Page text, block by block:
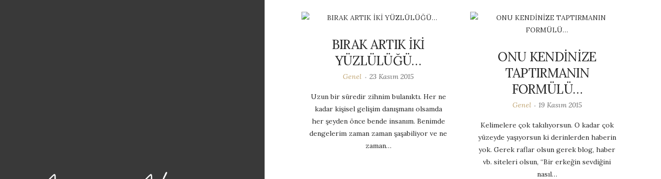
BIRAK ARTIK İKİ
YÜZLÜLÜĞÜ…
Genel 23 Kasım 2015
Uzun bir süredir zihnim bulanıktı. Her ne
kadar kişisel gelişim danışmanı olsamda
her şeyden önce bende insanım. Benimde
dengelerim zaman zaman şaşabiliyor ve ne
zaman…
ONU KENDİNİZE
TAPTIRMANIN
FORMÜLÜ…
Genel 19 Kasım 2015
Kelimelere çok takılıyorsun. O kadar çok
yüzeyde yaşıyorsun ki derinlerden haberin
yok. Gerek raflar olsun gerek blog, haber
vb. siteleri olsun, “Bir erkeğin sevdiğini
nasıl…